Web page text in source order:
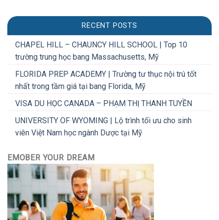
RECENT POSTS
CHAPEL HILL – CHAUNCY HILL SCHOOL | Top 10
trường trung học bang Massachusetts, Mỹ
FLORIDA PREP ACADEMY | Trường tư thục nội trú tốt
nhất trong tầm giá tại bang Florida, Mỹ
VISA DU HỌC CANADA – PHẠM THỊ THANH TUYỀN
UNIVERSITY OF WYOMING | Lộ trình tối ưu cho sinh
viên Việt Nam học ngành Dược tại Mỹ
EMOBER YOUR DREAM